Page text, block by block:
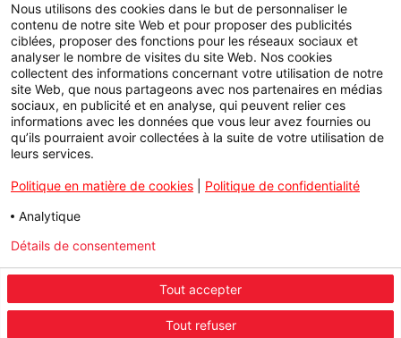
Nous utilisons des cookies dans le but de personnaliser le
contenu de notre site Web et pour proposer des publicités
ciblées, proposer des fonctions pour les réseaux sociaux et
analyser le nombre de visites du site Web. Nos cookies
collectent des informations concernant votre utilisation de notre
site Web, que nous partageons avec nos partenaires en médias
sociaux, en publicité et en analyse, qui peuvent relier ces
informations avec les données que vous leur avez fournies ou
qu’ils pourraient avoir collectées à la suite de votre utilisation de
leurs services.
Politique en matière de cookies
Politique de confidentialité
Analytique
Tout accepter
Tout refuser
Détails de consentement